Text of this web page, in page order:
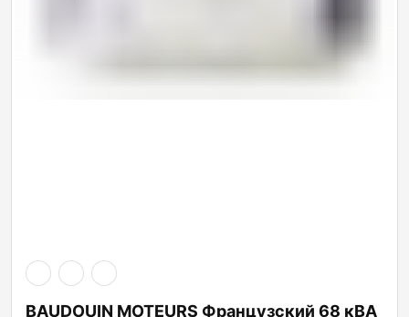
BAUDOUIN MOTEURS Французский 68 кВА